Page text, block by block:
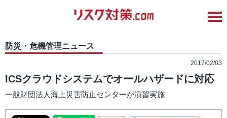
防災・危機管理ニュース
2017/02/03
ICSクラウドシステムでオールハザードに対応
一般財団法人海上災害防止センターが演習実施